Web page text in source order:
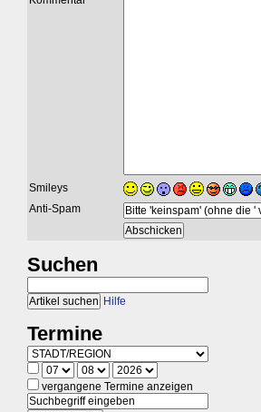
Smileys
Anti-Spam
Suchen
Hilfe
Termine
vergangene Termine anzeigen